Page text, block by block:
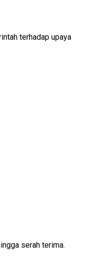
terhadap upaya
serah terima.